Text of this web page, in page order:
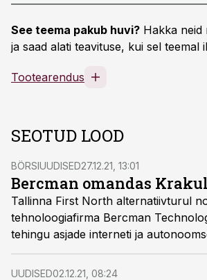
See teema pakub huvi? Hakka neid
ja saad alati teavituse, kui sel teemal
Tootearendus
SEOTUD LOOD
BÖRSIUUDISED27.12.21, 13:01
Bercman omandas
Tallinna First North alternatiivturul
tehnoloogiafirma Bercman
tehingu asjade interneti ja
arendusettevõtte Krakul täielikuks
UUDISED02.12.21, 08:24